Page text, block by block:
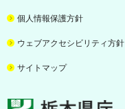
個人情報保護方針
ウェブアクセシビリティ方針
サイトマップ
栃木県庁